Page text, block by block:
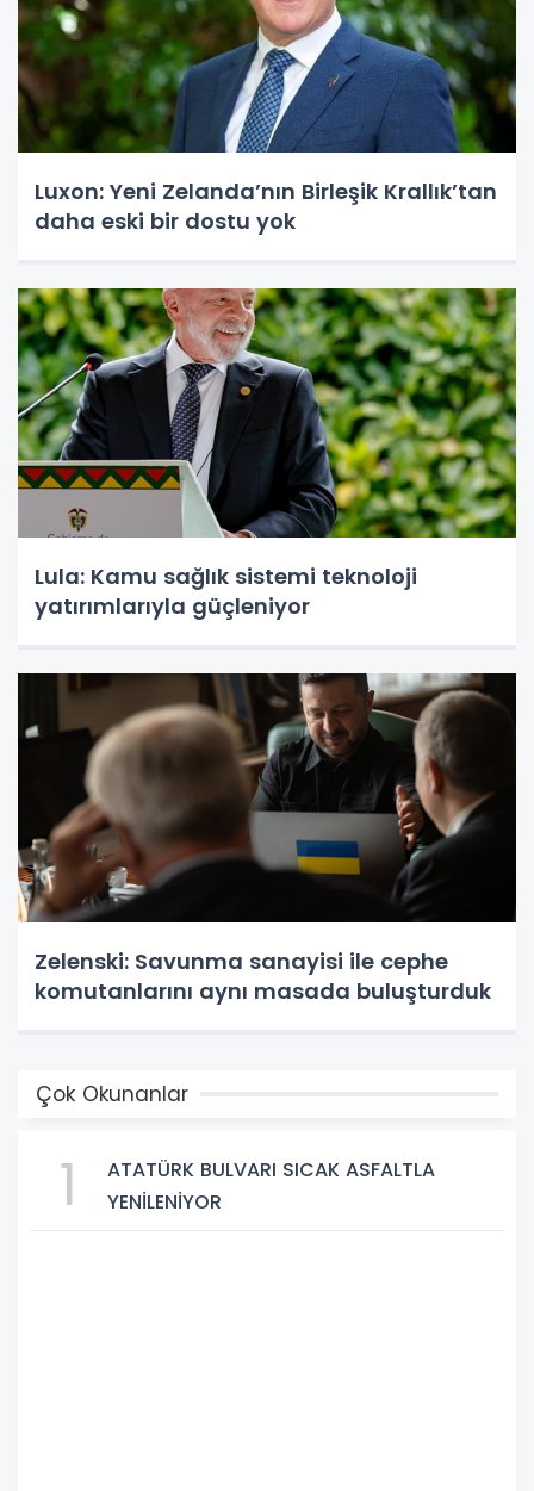
Luxon: Yeni Zelanda’nın Birleşik Krallık’tan
daha eski bir dostu yok
Lula: Kamu sağlık sistemi teknoloji
yatırımlarıyla güçleniyor
Zelenski: Savunma sanayisi ile cephe
komutanlarını aynı masada buluşturduk
Çok Okunanlar
1
ATATÜRK BULVARI SICAK ASFALTLA
YENİLENİYOR